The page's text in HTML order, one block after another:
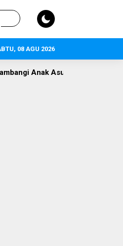
08 AGU 2026
Desa Curugpanjang